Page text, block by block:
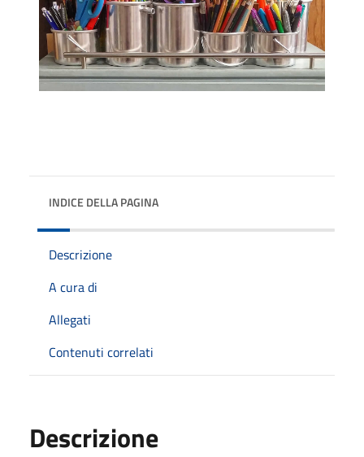
INDICE DELLA PAGINA
Descrizione
A cura di
Allegati
Contenuti correlati
Descrizione